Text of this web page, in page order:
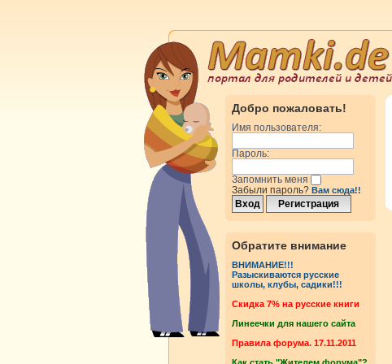
Добро пожаловать!
Имя пользователя:
Пароль:
Запомнить меня
Забыли пароль? Вам сюда!!
Обратите внимание
ВНИМАНИЕ!!!
Разыскиваются русские
школы, клубы, садики!!!
Cкидка 7% на русские книги
Линеечки для нашего сайта
Правила форума. 17.11.2011